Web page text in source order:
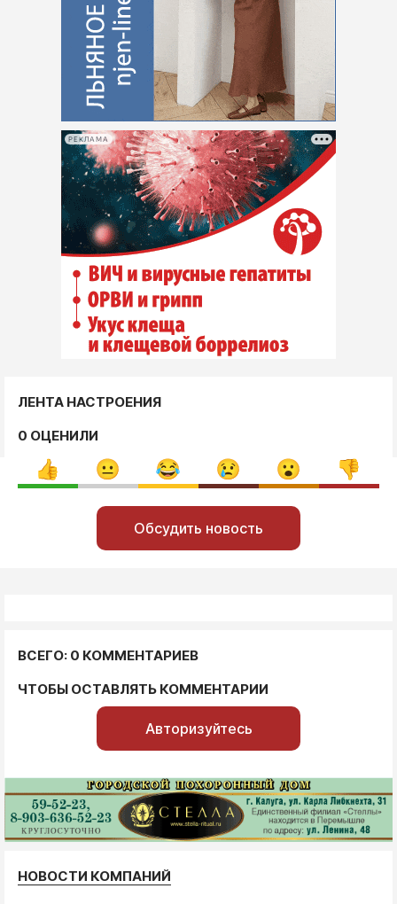
РЕКЛАМА
ЛЕНТА НАСТРОЕНИЯ
0 ОЦЕНИЛИ
Обсудить новость
ВСЕГО: 0 КОММЕНТАРИЕВ
ЧТОБЫ ОСТАВЛЯТЬ КОММЕНТАРИИ
Авторизуйтесь
НОВОСТИ КОМПАНИЙ